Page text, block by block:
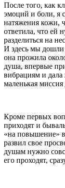
После того, как
эмоций и боли, я
натяжения кожи,
ответила, что ей
разделиться на
И здесь мы дошли
она прожила
душа, впервые
вибрациям и
маленькая миссия
Кроме первых
приходят и
«на повышение»
развил свое
душам нужно
его проходят,